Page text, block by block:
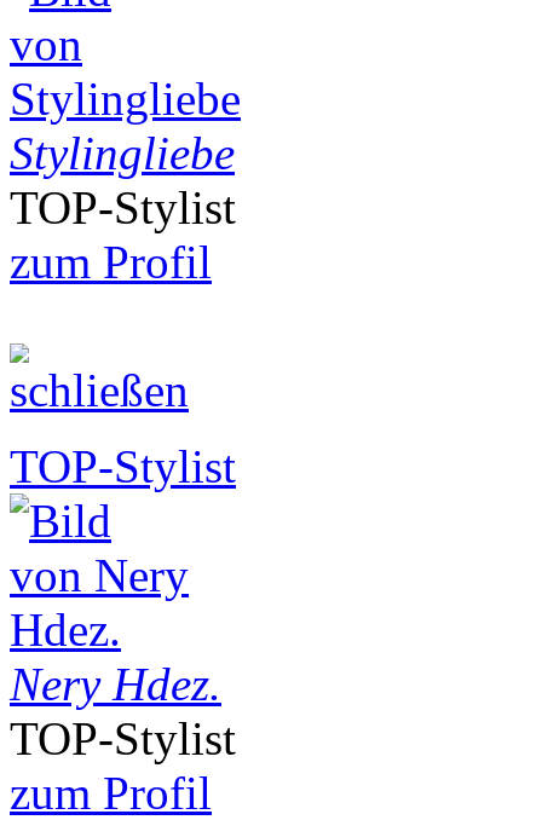
Stylingliebe
TOP-Stylist
zum Profil
TOP-Stylist
Nery Hdez.
TOP-Stylist
zum Profil